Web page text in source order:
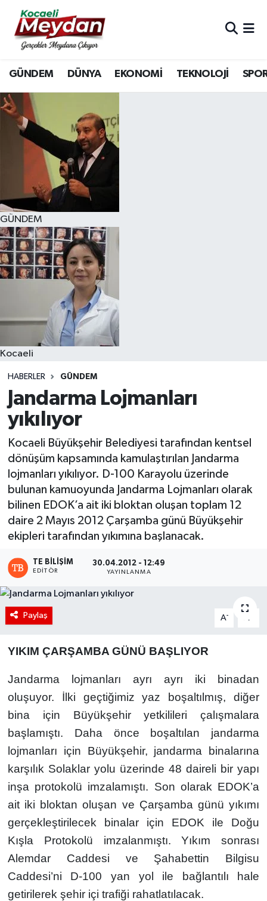
GÜNDEM DÜNYA EKONOMİ TEKNOLOJİ
GÜNDEM
Kocaeli
HABERLER GÜNDEM
Jandarma Lojmanları
yıkılıyor
Kocaeli Büyükşehir Belediyesi tarafından kentsel
dönüşüm kapsamında kamulaştırılan Jandarma
lojmanları yıkılıyor. D-100 Karayolu üzerinde
bulunan kamuoyunda Jandarma Lojmanları olarak
bilinen EDOK’a ait iki bloktan oluşan toplam 12
daire 2 Mayıs 2012 Çarşamba günü Büyükşehir
ekipleri tarafından yıkımına başlanacak.
TE BILIŞIM
EDITÖR
30.04.2012 - 12:49
YAYINLANMA
Paylaş A- A
YIKIM ÇARŞAMBA GÜNÜ BAŞLIYOR
Jandarma lojmanları ayrı ayrı iki binadan
oluşuyor. İlki geçtiğimiz yaz boşaltılmış, diğer
bina için Büyükşehir yetkilileri çalışmalara
başlamıştı. Daha önce boşaltılan jandarma
lojmanları için Büyükşehir, jandarma binalarına
karşılık Solaklar yolu üzerinde 48 daireli bir yapı
inşa protokolü imzalamıştı. Son olarak EDOK’a
ait iki bloktan oluşan ve Çarşamba günü yıkımı
gerçekleştirilecek binalar için EDOK ile Doğu
Kışla Protokolü imzalanmıştı. Yıkım sonrası
Alemdar Caddesi ve Şahabettin Bilgisu
Caddesi’ni D-100 yan yol ile bağlantılı hale
getirilerek şehir içi trafiği rahatlatılacak.
Nöbetçi Eczaneler
Hava Durumu
Trafik Durumu
Süper Lig Puan Durumu ve Fikstür
Tüm Manşetler
Son Dakika Haberleri
Haber Arşivi